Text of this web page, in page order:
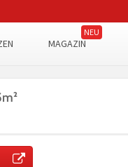
MAGAZIN